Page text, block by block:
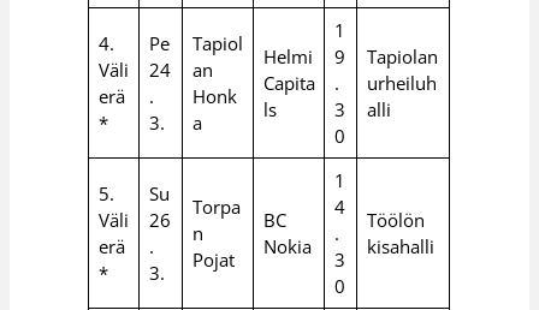
4.
Väli
erä
*
Pe
24
.
3.
Tapiol
an
Honk
a
Helmi
Capita
ls
1
9
.
3
0
Tapiolan
urheiluh
alli
5.
Väli
erä
*
Su
26
.
3.
Torpa
n
Pojat
BC
Nokia
1
4
.
3
0
Töölön
kisahalli